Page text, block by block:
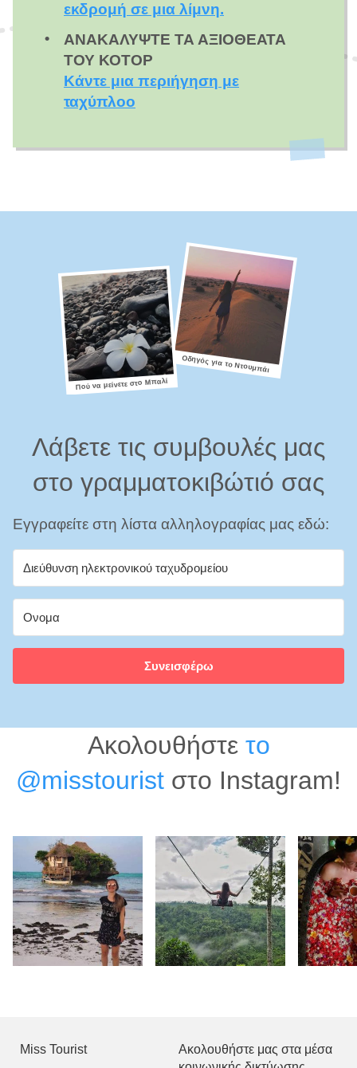
εκδρομή σε μια λίμνη.
ΑΝΑΚΑΛΎΨΤΕ ΤΑ ΑΞΙΟΘΈΑΤΑ
ΤΟΥ ΚΌΤΟΡ
Κάντε μια περιήγηση με
ταχύπλοο
Πού να μείνετε στο Μπαλί
Οδηγός για το Ντουμπάι
Λάβετε τις συμβουλές μας
στο γραμματοκιβώτιό σας
Εγγραφείτε στη λίστα αλληλογραφίας μας εδώ:
Συνεισφέρω
Ακολουθήστε το
@misstourist στο Instagram!
Miss Tourist
Ακολουθήστε μας στα μέσα